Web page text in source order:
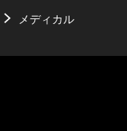
メディカル